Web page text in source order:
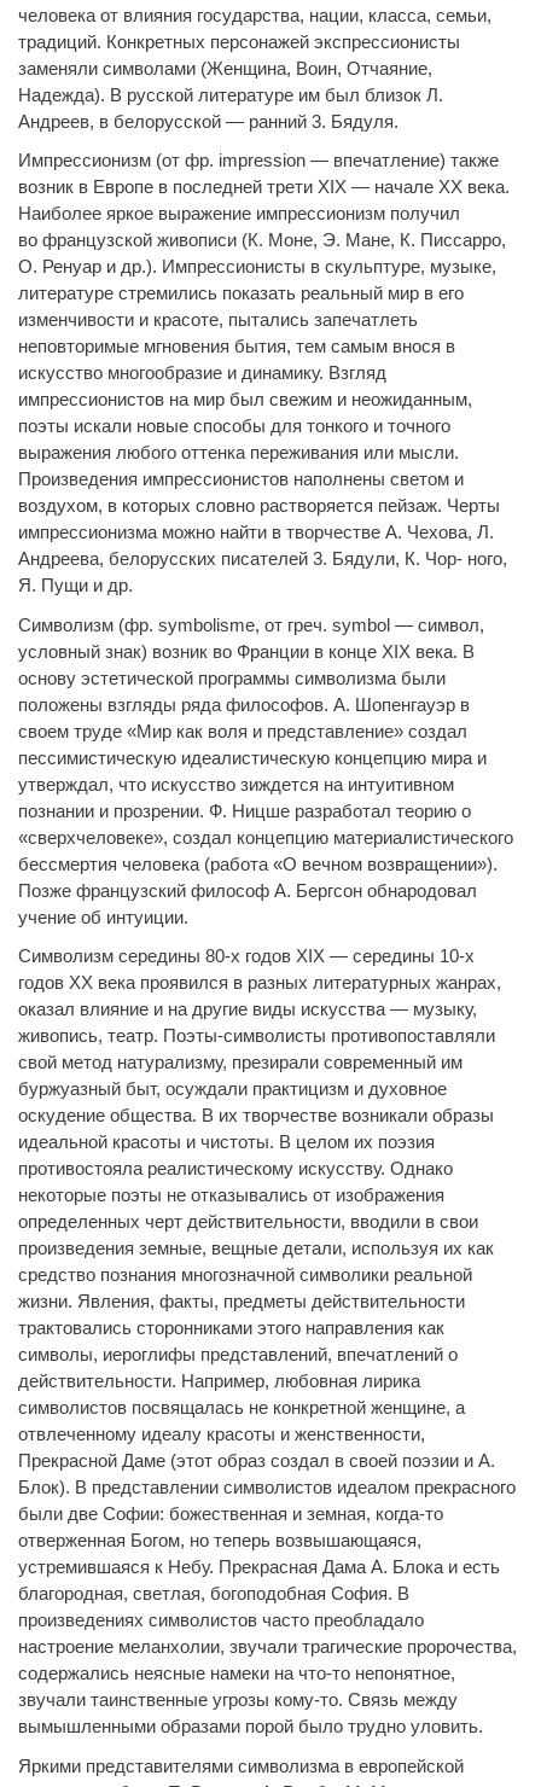
человека от влияния государства, нации, класса, семьи,
традиций. Конкретных персонажей экспрессионисты
заменяли символами (Женщина, Воин, Отчаяние,
Надежда). В русской литературе им был близок Л.
Андреев, в белорусской — ранний 3. Бядуля.
Импрессионизм (от фр. impression — впечатление) также
возник в Европе в последней трети XIX — начале XX века.
Наиболее яркое выражение импрессионизм получил
во французской живописи (К. Моне, Э. Мане, К. Писсарро,
О. Ренуар и др.). Импрессионисты в скульптуре, музыке,
литературе стремились показать реальный мир в его
изменчивости и красоте, пытались запечатлеть
неповторимые мгновения бытия, тем самым внося в
искусство многообразие и динамику. Взгляд
импрессионистов на мир был свежим и неожиданным,
поэты искали новые способы для тонкого и точного
выражения любого оттенка переживания или мысли.
Произведения импрессионистов наполнены светом и
воздухом, в которых словно растворяется пейзаж. Черты
импрессионизма можно найти в творчестве А. Чехова, Л.
Андреева, белорусских писателей 3. Бядули, К. Чор- ного,
Я. Пущи и др.
Символизм (фр. symbolisme, от греч. symbol — символ,
условный знак) возник во Франции в конце XIX века. В
основу эстетической программы символизма были
положены взгляды ряда философов. А. Шопенгауэр в
своем труде «Мир как воля и представление» создал
пессимистическую идеалистическую концепцию мира и
утверждал, что искусство зиждется на интуитивном
познании и прозрении. Ф. Ницше разработал теорию о
«сверхчеловеке», создал концепцию материалистического
бессмертия человека (работа «О вечном возвращении»).
Позже французский философ А. Бергсон обнародовал
учение об интуиции.
Символизм середины 80-х годов XIX — середины 10-х
годов XX века проявился в разных литературных жанрах,
оказал влияние и на другие виды искусства — музыку,
живопись, театр. Поэты-символисты противопоставляли
свой метод натурализму, презирали современный им
буржуазный быт, осуждали практицизм и духовное
оскудение общества. В их творчестве возникали образы
идеальной красоты и чистоты. В целом их поэзия
противостояла реалистическому искусству. Однако
некоторые поэты не отказывались от изображения
определенных черт действительности, вводили в свои
произведения земные, вещные детали, используя их как
средство познания многозначной символики реальной
жизни. Явления, факты, предметы действительности
трактовались сторонниками этого направления как
символы, иероглифы представлений, впечатлений о
действительности. Например, любовная лирика
символистов посвящалась не конкретной женщине, а
отвлеченному идеалу красоты и женственности,
Прекрасной Даме (этот образ создал в своей поэзии и А.
Блок). В представлении символистов идеалом прекрасного
были две Софии: божественная и земная, когда-то
отверженная Богом, но теперь возвышающаяся,
устремившаяся к Небу. Прекрасная Дама А. Блока и есть
благородная, светлая, богоподобная София. В
произведениях символистов часто преобладало
настроение меланхолии, звучали трагические пророчества,
содержались неясные намеки на что-то непонятное,
звучали таинственные угрозы кому-то. Связь между
вымышленными образами порой было трудно уловить.
Яркими представителями символизма в европейской